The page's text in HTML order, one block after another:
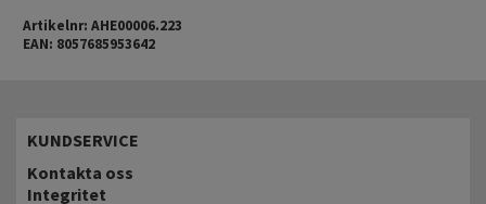
Artikelnr: AHE00006.223
EAN: 8057685953642
KUNDSERVICE
Kontakta oss
Integritet